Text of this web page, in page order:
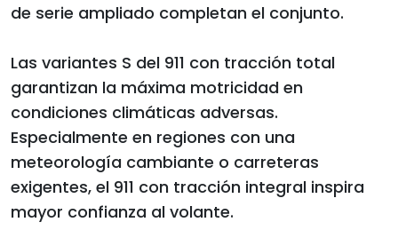
de serie ampliado completan el conjunto.
Las variantes S del 911 con tracción total
garantizan la máxima motricidad en
condiciones climáticas adversas.
Especialmente en regiones con una
meteorología cambiante o carreteras
exigentes, el 911 con tracción integral inspira
mayor confianza al volante.